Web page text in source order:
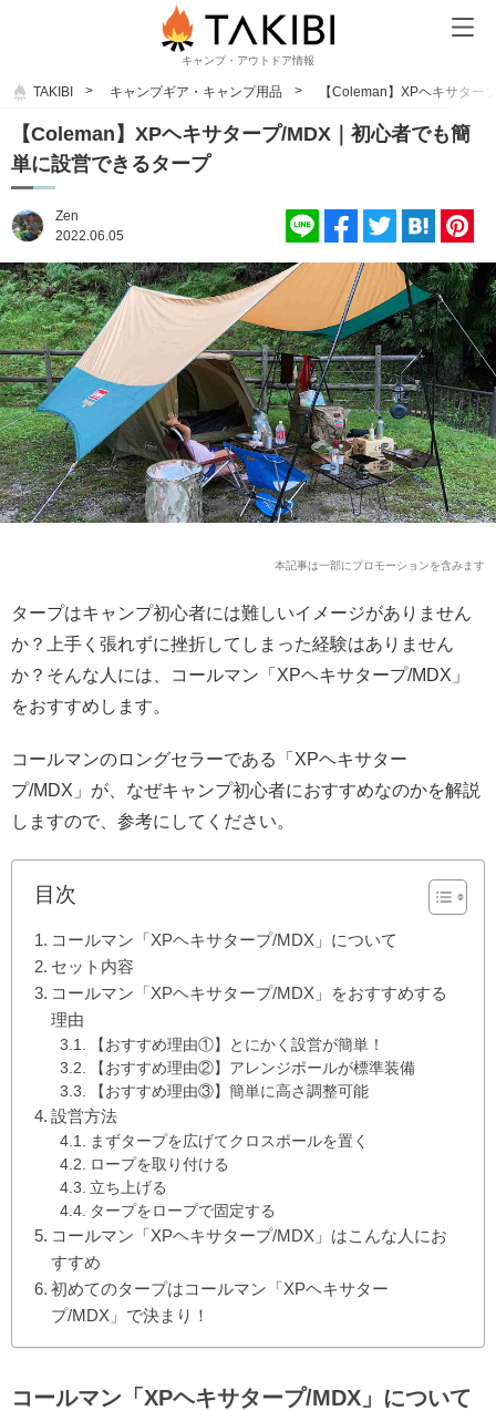
キャンプ・アウトドア情報
TAKIBI キャンプギア・キャンプ用品 【Coleman】XPヘキサター
【Coleman】XPヘキサタープ/MDX｜初心者でも簡
単に設営できるタープ
Zen
2022.06.05
本記事は一部にプロモーションを含みます
タープはキャンプ初心者には難しいイメージがありません
か？上手く張れずに挫折してしまった経験はありません
か？そんな人には、コールマン「XPヘキサタープ/MDX」
をおすすめします。
コールマンのロングセラーである「XPヘキサター
プ/MDX」が、なぜキャンプ初心者におすすめなのかを解説
しますので、参考にしてください。
目次
コールマン「XPヘキサタープ/MDX」について
セット内容
コールマン「XPヘキサタープ/MDX」をおすすめする
理由
【おすすめ理由①】とにかく設営が簡単！
【おすすめ理由②】アレンジポールが標準装備
【おすすめ理由③】簡単に高さ調整可能
設営方法
まずタープを広げてクロスポールを置く
ロープを取り付ける
立ち上げる
タープをロープで固定する
コールマン「XPヘキサタープ/MDX」はこんな人にお
すすめ
初めてのタープはコールマン「XPヘキサター
プ/MDX」で決まり！
コールマン「XPヘキサタープ/MDX」について